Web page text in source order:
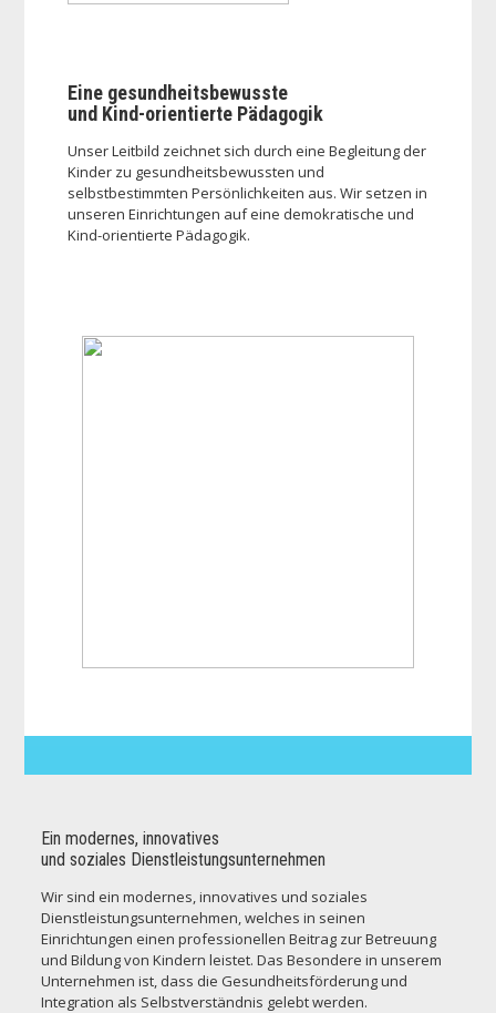
Eine gesundheitsbewusste
und Kind-orientierte Pädagogik
Unser Leitbild zeichnet sich durch eine Begleitung der
Kinder zu gesundheitsbewussten und
selbstbestimmten Persönlichkeiten aus. Wir setzen in
unseren Einrichtungen auf eine demokratische und
Kind-orientierte Pädagogik.
Ein modernes, innovatives
und soziales Dienstleistungsunternehmen
Wir sind ein modernes, innovatives und soziales
Dienstleistungsunternehmen, welches in seinen
Einrichtungen einen professionellen Beitrag zur Betreuung
und Bildung von Kindern leistet. Das Besondere in unserem
Unternehmen ist, dass die Gesundheitsförderung und
Integration als Selbstverständnis gelebt werden.